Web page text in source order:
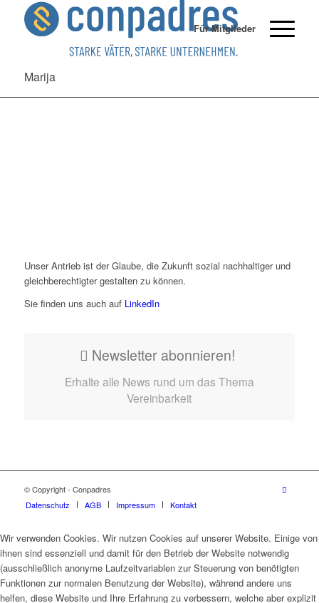
Für Mitglieder
Marija
Unser Antrieb ist der Glaube, die Zukunft sozial nachhaltiger und
gleichberechtigter gestalten zu können.
Sie finden uns auch aufLinkedIn
Newsletter abonnieren!
Erhalte alle News rund um das Thema
Vereinbarkeit
© Copyright - Conpadres
Datenschutz
AGB Impressum Kontakt
Wir verwenden Cookies. Wir nutzen Cookies auf unserer Website. Einige von
ihnen sind essenziell und damit für den Betrieb der Website notwendig
(ausschließlich anonyme Laufzeitvariablen zur Steuerung von benötigten
Funktionen zur normalen Benutzung der Website), während andere uns
helfen, diese Website und Ihre Erfahrung zu verbessern, welche aber explizit